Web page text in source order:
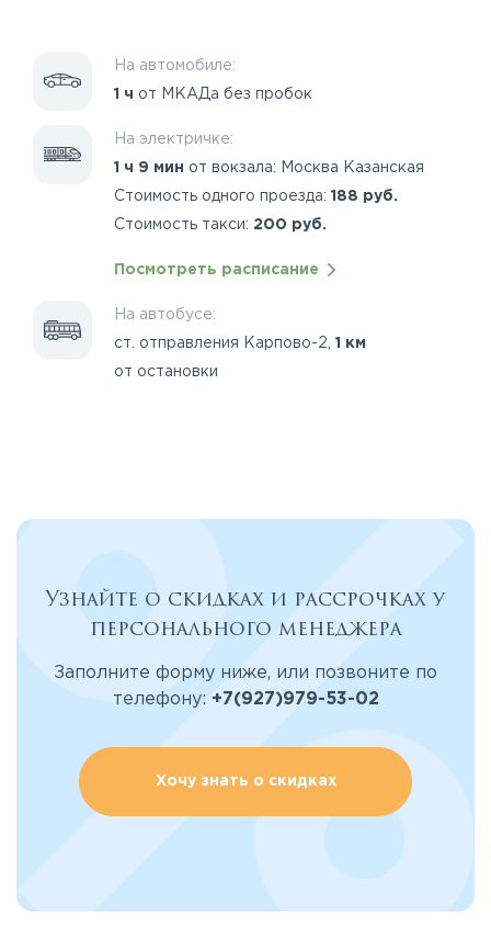
На автомобиле:
1 ч от МКАДа без пробок
На электричке:
1 ч 9 мин от вокзала: Москва Казанская
Стоимость одного проезда: 188 руб.
Стоимость такси: 200 руб.
Посмотреть расписание
На автобусе:
ст. отправления Карпово-2, 1 км
от остановки
Узнайте о скидках и рассрочках у
персонального менеджера
Заполните форму ниже, или позвоните по
телефону: +7(927)979-53-02
Хочу знать о скидках